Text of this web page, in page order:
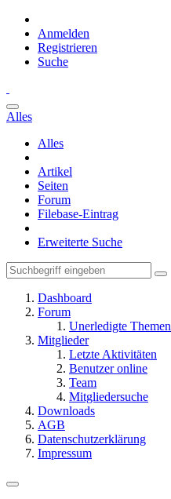
Anmelden
Registrieren
Suche
Alles
Alles
Artikel
Seiten
Forum
Filebase-Eintrag
Erweiterte Suche
Dashboard
Forum
Unerledigte Themen
Mitglieder
Letzte Aktivitäten
Benutzer online
Team
Mitgliedersuche
Downloads
AGB
Datenschutzerklärung
Impressum